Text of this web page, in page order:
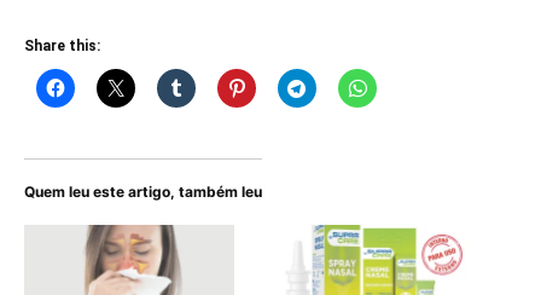
Share this:
Quem leu este artigo, também leu